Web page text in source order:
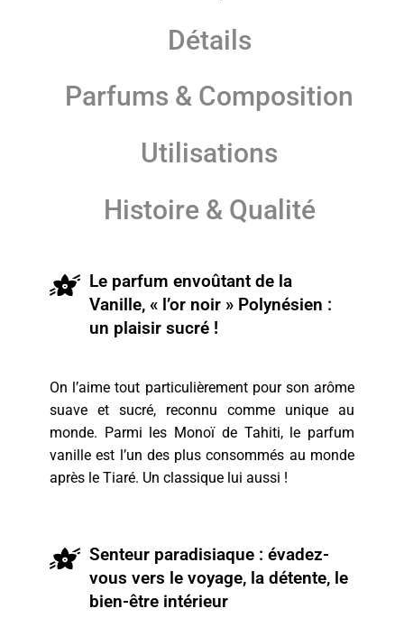
Détails
Parfums & Composition
Utilisations
Histoire & Qualité
Le parfum envoûtant de la
Vanille, « l’or noir » Polynésien :
un plaisir sucré !
On l’aime tout particulièrement pour son arôme
suave et sucré, reconnu comme unique au
monde. Parmi les Monoï de Tahiti, le parfum
vanille est l’un des plus consommés au monde
après le Tiaré. Un classique lui aussi !
Senteur paradisiaque : évadez-
vous vers le voyage, la détente, le
bien-être intérieur